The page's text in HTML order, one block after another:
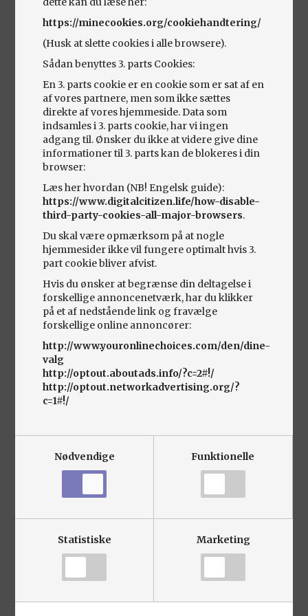
MINI ONE
Benzin
OPEL CORSA
D 102 SPORT
Årgang 2021. 172.000 km
Diesel
Se alle biler
Vi tilbyder
DIN BILPARTNER BASIS
SERVICEEFTERSYN
https://minecookies.org/cookiehandtering/
(Husk at slette cookies i alle browsere).
Sådan benyttes 3. parts Cookies:
En 3. parts cookie er en cookie som er sat af en
af vores partnere, men som ikke sættes
direkte af vores hjemmeside. Data som
indsamles i 3. parts cookie, har vi ingen
adgang til. Ønsker du ikke at videre give dine
informationer til 3. parts kan de blokeres i din
browser:
Læs her hvordan (NB! Engelsk guide):
https://www.digitalcitizen.life/how-disable-
third-party-cookies-all-major-browsers.
Du skal være opmærksom på at nogle
hjemmesider ikke vil fungere optimalt hvis 3.
part cookie bliver afvist.
Hvis du ønsker at begrænse din deltagelse i
forskellige annoncenetværk, har du klikker
på et af nedstående link og fravælge
forskellige online annoncører:
http://www.youronlinechoices.com/den/dine-
valg
http://optout.aboutads.info/?c=2#!/
http://optout.networkadvertising.org/?
c=1#!/
Nødvendige Funktionelle
Statistiske Marketing